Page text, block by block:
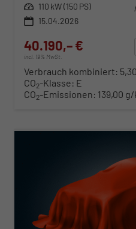
Leistung 110 kW (150 PS)
15.04.2026
40.190,– €
incl. 19% MwSt.
Verbrauch kombiniert:
CO2-Klasse: E
CO2-Emissionen: 139,00